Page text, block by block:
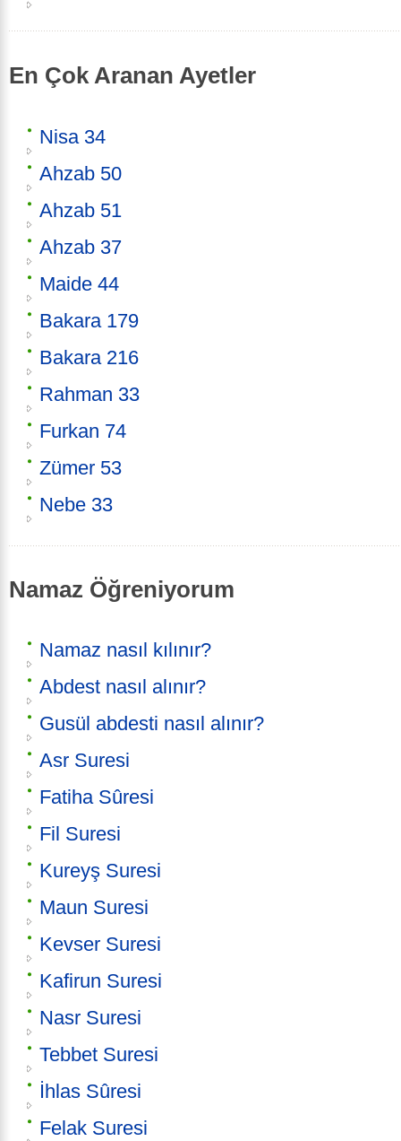
En Çok Aranan Ayetler
Nisa 34
Ahzab 50
Ahzab 51
Ahzab 37
Maide 44
Bakara 179
Bakara 216
Rahman 33
Furkan 74
Zümer 53
Nebe 33
Namaz Öğreniyorum
Namaz nasıl kılınır?
Abdest nasıl alınır?
Gusül abdesti nasıl alınır?
Asr Suresi
Fatiha Sûresi
Fil Suresi
Kureyş Suresi
Maun Suresi
Kevser Suresi
Kafirun Suresi
Nasr Suresi
Tebbet Suresi
İhlas Sûresi
Felak Suresi